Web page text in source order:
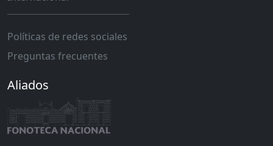
Políticas de redes sociales
Preguntas frecuentes
Aliados